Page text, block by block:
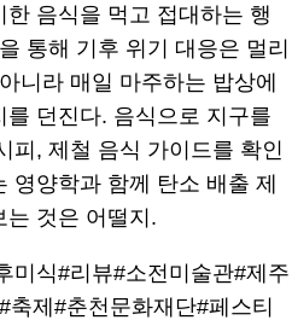
음식을 먹고 접대하는 행
통해 기후 위기 대응은 멀리
니라 매일 마주하는 밥상에
던진다. 음식으로 지구를
피, 제철 음식 가이드를 확인
영양학과 함께 탄소 배출 제
는 것은 어떨지.
미식#리뷰#소전미술관#제주
#축제#춘천문화재단#페스티